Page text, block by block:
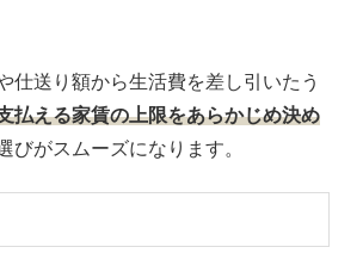
仕送り額から生活費を差し引いたう
払える家賃の上限をあらかじめ決め
びがスムーズになります。